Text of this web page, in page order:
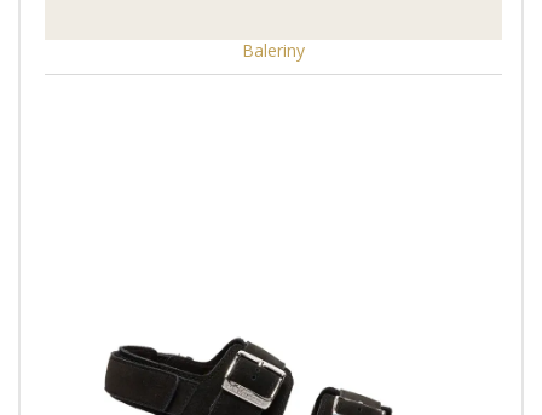
Baleriny